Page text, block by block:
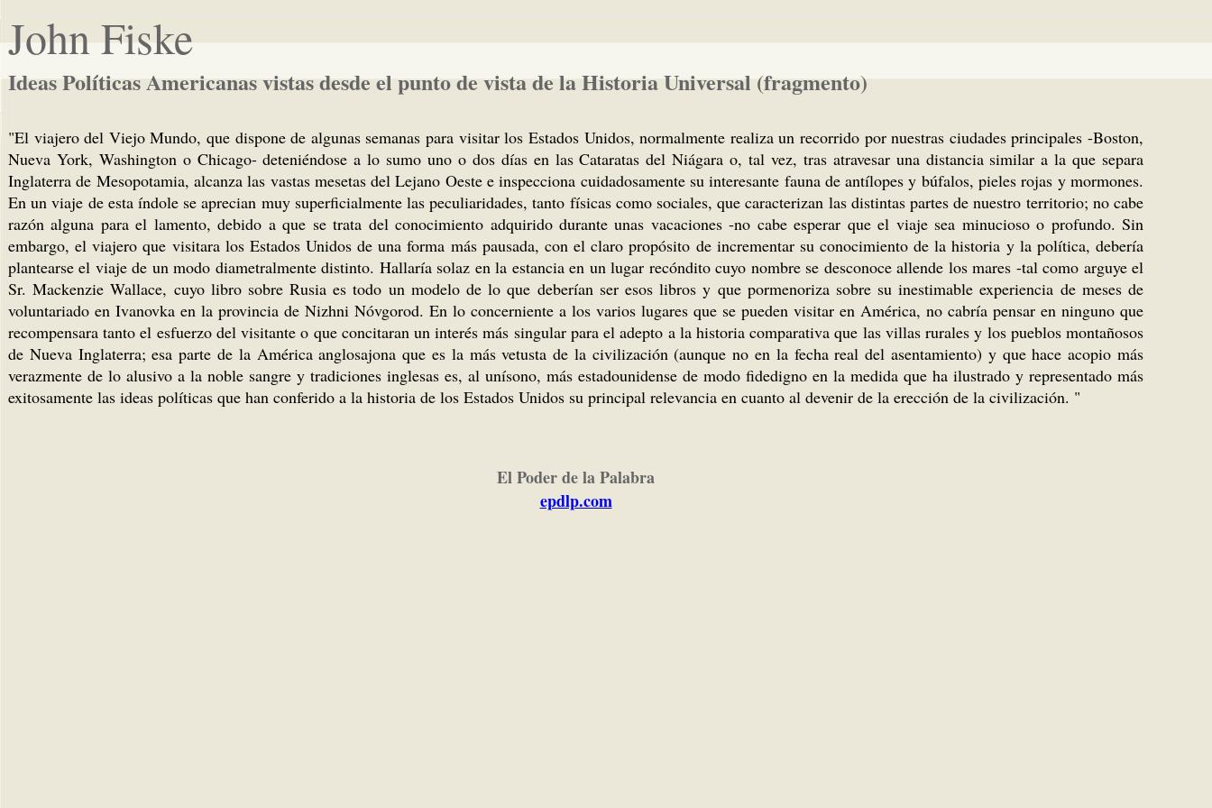
John Fiske
Ideas Políticas Americanas vistas desde el punto de vista de la Historia Universal (fragmento)
"El viajero del Viejo Mundo, que dispone de algunas semanas para visitar los Estados Unidos, normalmente realiza un recorrido por nuestras ciudades principales -Boston,
Nueva York, Washington o Chicago- deteniéndose a lo sumo uno o dos días en las Cataratas del Niágara o, tal vez, tras atravesar una distancia similar a la que separa
Inglaterra de Mesopotamia, alcanza las vastas mesetas del Lejano Oeste e inspecciona cuidadosamente su interesante fauna de antílopes y búfalos, pieles rojas y mormones.
En un viaje de esta índole se aprecian muy superficialmente las peculiaridades, tanto físicas como sociales, que caracterizan las distintas partes de nuestro territorio; no cabe
razón alguna para el lamento, debido a que se trata del conocimiento adquirido durante unas vacaciones -no cabe esperar que el viaje sea minucioso o profundo. Sin
embargo, el viajero que visitara los Estados Unidos de una forma más pausada, con el claro propósito de incrementar su conocimiento de la historia y la política, debería
plantearse el viaje de un modo diametralmente distinto. Hallaría solaz en la estancia en un lugar recóndito cuyo nombre se desconoce allende los mares -tal como arguye el
Sr. Mackenzie Wallace, cuyo libro sobre Rusia es todo un modelo de lo que deberían ser esos libros y que pormenoriza sobre su inestimable experiencia de meses de
voluntariado en Ivanovka en la provincia de Nizhni Nóvgorod. En lo concerniente a los varios lugares que se pueden visitar en América, no cabría pensar en ninguno que
recompensara tanto el esfuerzo del visitante o que concitaran un interés más singular para el adepto a la historia comparativa que las villas rurales y los pueblos montañosos
de Nueva Inglaterra; esa parte de la América anglosajona que es la más vetusta de la civilización (aunque no en la fecha real del asentamiento) y que hace acopio más
verazmente de lo alusivo a la noble sangre y tradiciones inglesas es, al unísono, más estadounidense de modo fidedigno en la medida que ha ilustrado y representado más
exitosamente las ideas políticas que han conferido a la historia de los Estados Unidos su principal relevancia en cuanto al devenir de la erección de la civilización. "
El Poder de la Palabra
epdlp.com